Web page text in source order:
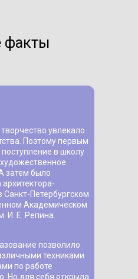
факты
увлекало
Поэтому первым
в школу
художественное
затем было
Санкт-Петербургском
Академическом
И. Е. Репина.
позволило
техниками
по работе
Но для себя открыла